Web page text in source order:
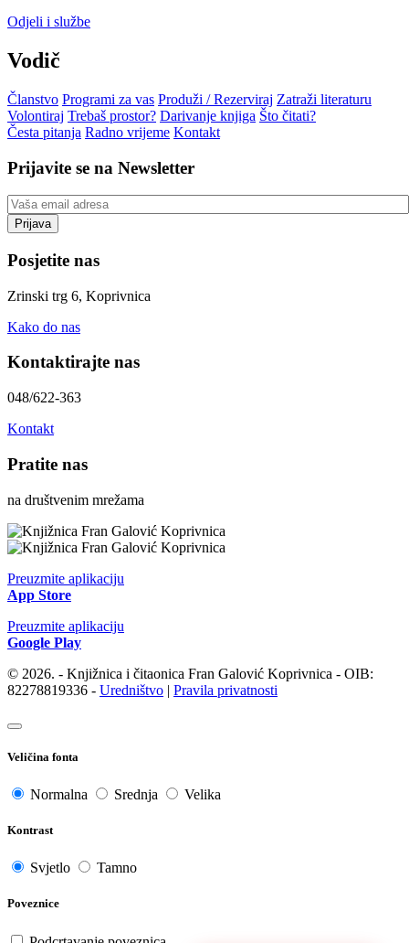
Odjeli i službe
Vodič
Članstvo Programi za vas Produži / Rezerviraj Zatraži literaturu
Volontiraj Trebaš prostor? Darivanje knjiga Što čitati?
Česta pitanja Radno vrijeme Kontakt
Prijavite se na Newsletter
Posjetite nas
Zrinski trg 6, Koprivnica
Kako do nas
Kontaktirajte nas
048/622-363
Kontakt
Pratite nas
na društvenim mrežama
Preuzmite aplikaciju
App Store
Preuzmite aplikaciju
Google Play
© 2026. - Knjižnica i čitaonica Fran Galović Koprivnica - OIB:
82278819336 - Uredništvo | Pravila privatnosti
Veličina fonta
Normalna Srednja Velika
Kontrast
Svjetlo Tamno
Poveznice